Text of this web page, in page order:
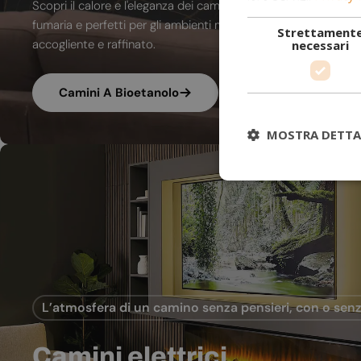
Scopri il calore e l'eleganza dei camini a bioetanolo. A
fumaria e perfetti per gli ambienti moderni, trasformano ogni
accogliente e raffinato.
Camini A Bioetanolo
L’atmosfera di un camino senza pensieri, con o
necessari
MOSTRA